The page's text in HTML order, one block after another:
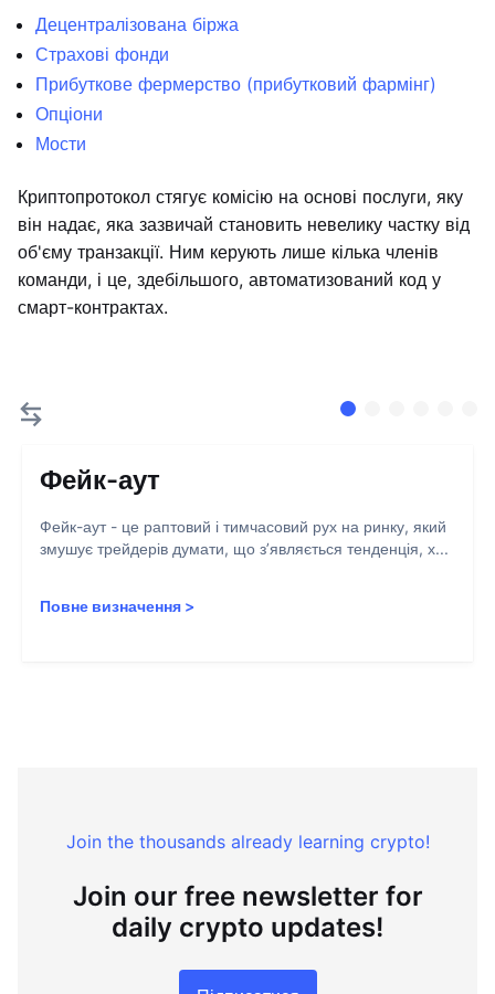
Децентралізована біржа
Страхові фонди
Прибуткове фермерство (прибутковий фармінг)
Опціони
Мости
Криптопротокол стягує комісію на основі послуги, яку
він надає, яка зазвичай становить невелику частку від
об'єму транзакції. Ним керують лише кілька членів
команди, і це, здебільшого, автоматизований код у
смарт-контрактах.
Фейк-аут
Фейк-аут - це раптовий і тимчасовий рух на ринку, який
змушує трейдерів думати, що з’являється тенденція, х...
Повне визначення >
Join the thousands already learning crypto!
Join our free newsletter for
daily crypto updates!